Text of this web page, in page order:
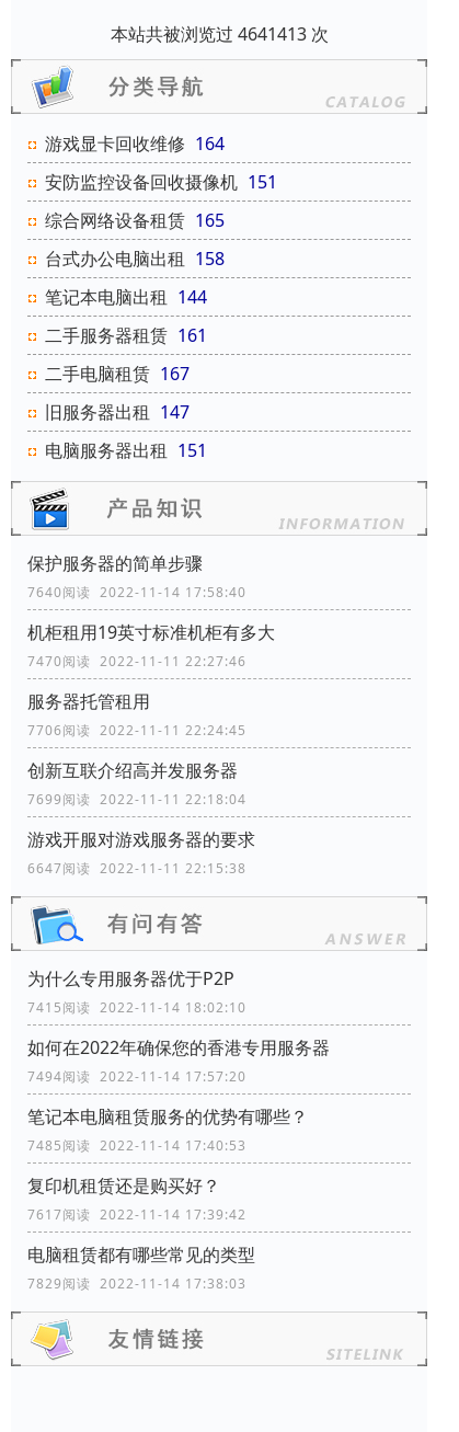
本站共被浏览过 4641413 次
游戏显卡回收维修 164
安防监控设备回收摄像机 151
综合网络设备租赁 165
台式办公电脑出租 158
笔记本电脑出租 144
二手服务器租赁 161
二手电脑租赁 167
旧服务器出租 147
电脑服务器出租 151
保护服务器的简单步骤
7640阅读 2022-11-14 17:58:40
机柜租用19英寸标准机柜有多大
7470阅读 2022-11-11 22:27:46
服务器托管租用
7706阅读 2022-11-11 22:24:45
创新互联介绍高并发服务器
7699阅读 2022-11-11 22:18:04
游戏开服对游戏服务器的要求
6647阅读 2022-11-11 22:15:38
为什么专用服务器优于P2P
7415阅读 2022-11-14 18:02:10
如何在2022年确保您的香港专用服务器
7494阅读 2022-11-14 17:57:20
笔记本电脑租赁服务的优势有哪些？
7485阅读 2022-11-14 17:40:53
复印机租赁还是购买好？
7617阅读 2022-11-14 17:39:42
电脑租赁都有哪些常见的类型
7829阅读 2022-11-14 17:38:03